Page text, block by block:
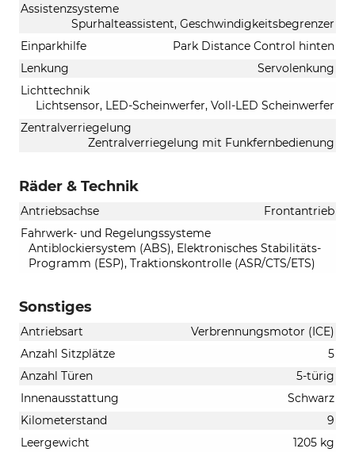
Assistenzsysteme
Spurhalteassistent, Geschwindigkeitsbegrenzer
Einparkhilfe
Park Distance Control hinten
Lenkung
Servolenkung
Lichttechnik
Lichtsensor, LED-Scheinwerfer, Voll-LED Scheinwerfer
Zentralverriegelung
Zentralverriegelung mit Funkfernbedienung
Räder & Technik
Antriebsachse
Frontantrieb
Fahrwerk- und Regelungssysteme
Antiblockiersystem (ABS), Elektronisches Stabilitäts-
Programm (ESP), Traktionskontrolle (ASR/CTS/ETS)
Sonstiges
Antriebsart
Verbrennungsmotor (ICE)
Anzahl Sitzplätze
5
Anzahl Türen
5-türig
Innenausstattung
Schwarz
Kilometerstand
9
Leergewicht
1205 kg